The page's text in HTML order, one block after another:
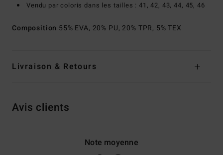
Vendu par coloris dans les tailles : 41, 42, 43, 44, 45, 46
Composition 55% EVA, 20% PU, 20% TPR, 5% TEX
Livraison & Retours
Avis clients
Note moyenne